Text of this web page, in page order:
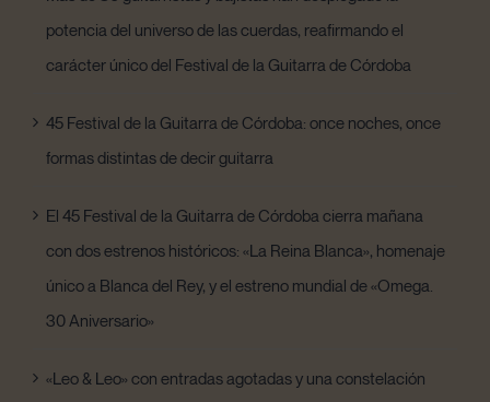
potencia del universo de las cuerdas, reafirmando el
carácter único del Festival de la Guitarra de Córdoba
45 Festival de la Guitarra de Córdoba: once noches, once
formas distintas de decir guitarra
El 45 Festival de la Guitarra de Córdoba cierra mañana
con dos estrenos históricos: «La Reina Blanca», homenaje
único a Blanca del Rey, y el estreno mundial de «Omega.
30 Aniversario»
«Leo & Leo» con entradas agotadas y una constelación